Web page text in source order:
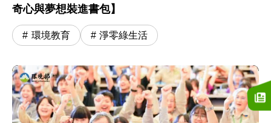
奇心與夢想裝進書包】
環境教育 淨零綠生活